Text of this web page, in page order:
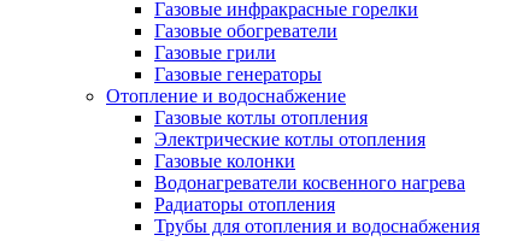
Газовые инфракрасные горелки
Газовые обогреватели
Газовые грили
Газовые генераторы
Отопление и водоснабжение
Газовые котлы отопления
Электрические котлы отопления
Газовые колонки
Водонагреватели косвенного нагрева
Радиаторы отопления
Трубы для отопления и водоснабжения